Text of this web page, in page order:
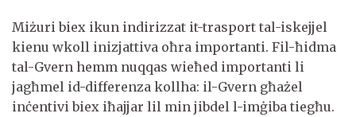
Miżuri biex ikun indirizzat it-trasport tal-iskejjel
kienu wkoll inizjattiva oħra importanti. Fil-ħidma
tal-Gvern hemm nuqqas wieħed importanti li
jagħmel id-differenza kollha: il-Gvern għażel
inċentivi biex iħajjar lil min jibdel l-imġiba tiegħu.